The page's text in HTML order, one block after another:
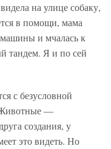
на улице собаку,
в помощи, мама
и мчалась к
тандем. Я и по сей
с безусловной
—
создания, у
это видеть. Но